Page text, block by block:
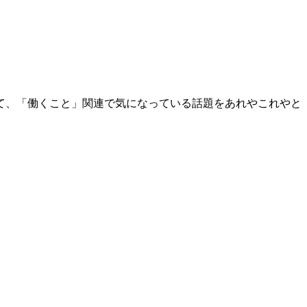
「働くこと」関連で気になっている話題をあれやこれやと